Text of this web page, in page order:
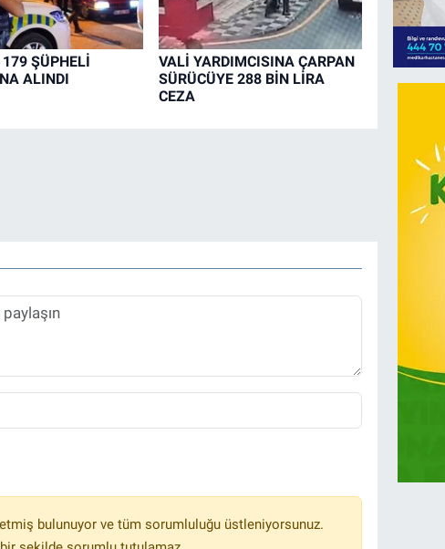
ŞÜPHELİ
ALINDI
VALİ YARDIMCISINA ÇARPAN
SÜRÜCÜYE 288 BİN LİRA
CEZA
bulunuyor ve tüm sorumluluğu üstleniyorsunuz.